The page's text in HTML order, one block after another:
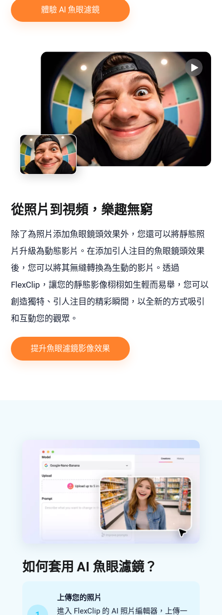
體驗 AI 魚眼濾鏡
從照片到視頻，樂趣無窮
除了為照片添加魚眼鏡頭效果外，您還可以將靜態照
片升級為動態影片。在添加引人注目的魚眼鏡頭效果
後，您可以將其無縫轉換為生動的影片。透過
FlexClip，讓您的靜態影像栩栩如生輕而易舉，您可以
創造獨特、引人注目的精彩瞬間，以全新的方式吸引
和互動您的觀眾。
提升魚眼濾鏡影像效果
如何套用 AI 魚眼濾鏡？
上傳您的照片
進入 FlexClip 的 AI 照片編輯器，上傳一